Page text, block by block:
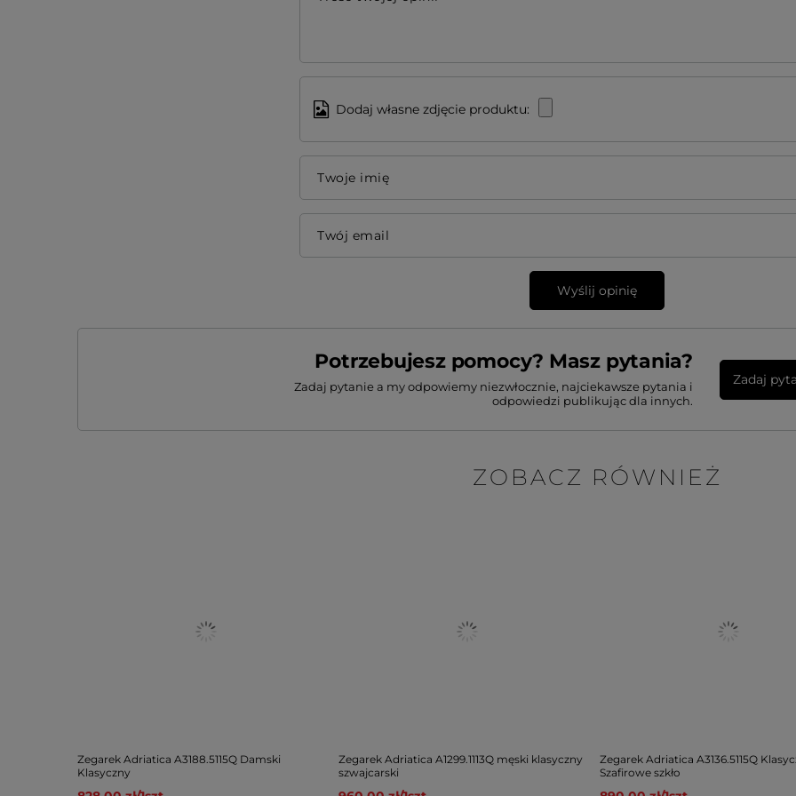
Dodaj własne zdjęcie produktu:
Twoje imię
Twój email
Wyślij opinię
Potrzebujesz pomocy? Masz pytania?
Zadaj pytanie a my odpowiemy niezwłocznie, najciekawsze pytania i
odpowiedzi publikując dla innych.
Zadaj
ZOBACZ RÓWNIEŻ
Zegarek Adriatica A3188.5115Q Damski
Klasyczny
Zegarek Adriatica A1299.1113Q męski klasyczny
szwajcarski
Zegarek Adriatica A3136.5115Q
Szafirowe szkło